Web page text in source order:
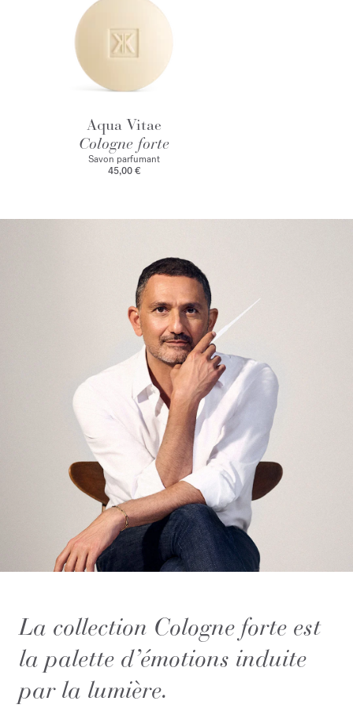
Aqua Vitae
Cologne forte
Savon parfumant
45,00 €
La collection Cologne forte est
la palette d’émotions induite
par la lumière.